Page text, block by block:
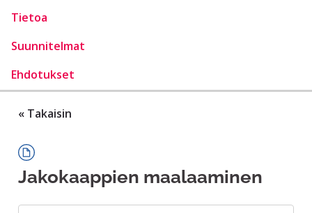
Tietoa
Suunnitelmat
Ehdotukset
« Takaisin
Jakokaappien maalaaminen